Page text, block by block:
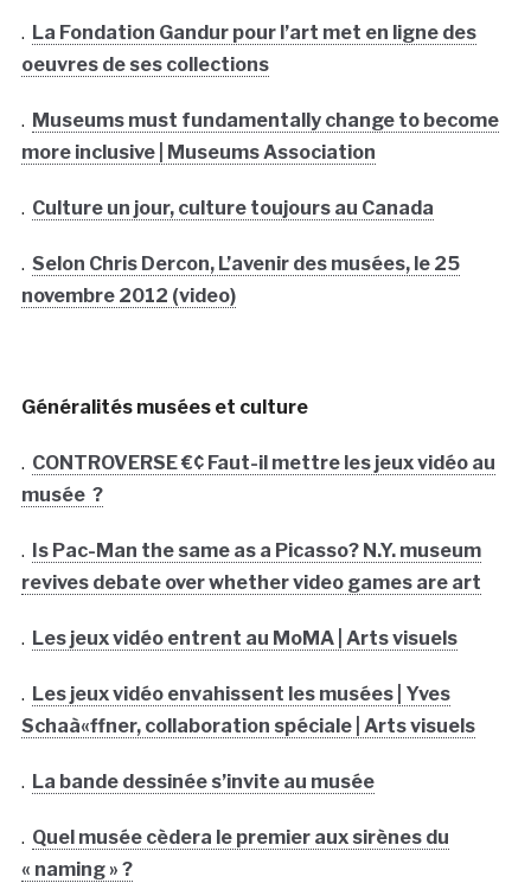
. La Fondation Gandur pour l’art met en ligne des
oeuvres de ses collections
. Museums must fundamentally change to become
more inclusive | Museums Association
. Culture un jour, culture toujours au Canada
. Selon Chris Dercon, L’avenir des musées, le 25
novembre 2012 (video)
Généralités musées et culture
. CONTROVERSE €¢ Faut-il mettre les jeux vidéo au
musée ?
.
Is Pac-Man the same as a Picasso? N.Y. museum
revives debate over whether video games are art
. Les jeux vidéo entrent au MoMA | Arts visuels
. Les jeux vidéo envahissent les musées | Yves
Schaà«ffner, collaboration spéciale | Arts visuels
. La bande dessinée s’invite au musée
. Quel musée cèdera le premier aux sirènes du
« naming » ?